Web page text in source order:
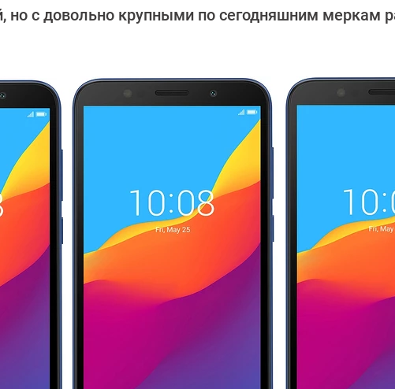
но с довольно крупными по сегодняшним меркам